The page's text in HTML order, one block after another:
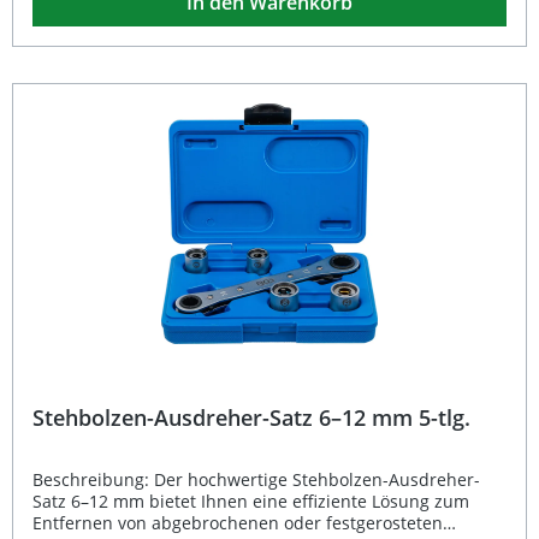
sicheres Handling.Alle Einsätze verfügen über einen
Außensechskant zur optimalen Kraftübertragung,
Stehbolzens sorgen. Der maximale Drehmomentwert von
20 Nm gewährleistet präzises und kontrolliertes
Arbeiten.Je nach Größe sind die Antriebe wie folgt
ausgeführt:- Größe 5: 10 mm (3/8") und 19 mm
Außensechskant- Größen 6–12: 12,5 mm (1/2") und 21 mm
Außensechskant- Größen 14–16: 24 mm Außensechskant
11-teiliger Stehbolzen-Ausdreher-Satz mit Größen von 5
für hohe Belastbarkeit Klemmwalzentechnik für sicheren
Halt des Stehbolzens Passend für Werkstattwagen in 1/6-
professionelle Optik Lieferumfang: 1x
Werkstattwageneinlage 1/6 11x Stehbolzen-Ausdreher
Stehbolzen-Ausdreher-Satz 6–12 mm 5-tlg.
Beschreibung: Der hochwertige Stehbolzen-Ausdreher-
Satz 6–12 mm bietet Ihnen eine effiziente Lösung zum
Entfernen von abgebrochenen oder festgerosteten